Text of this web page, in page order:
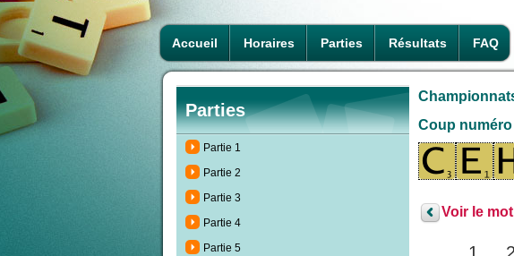
Accueil Horaires Parties Résultats FAQ
Parties
Partie 1
Partie 2
Partie 3
Partie 4
Partie 5
Coup numéro
Voir le